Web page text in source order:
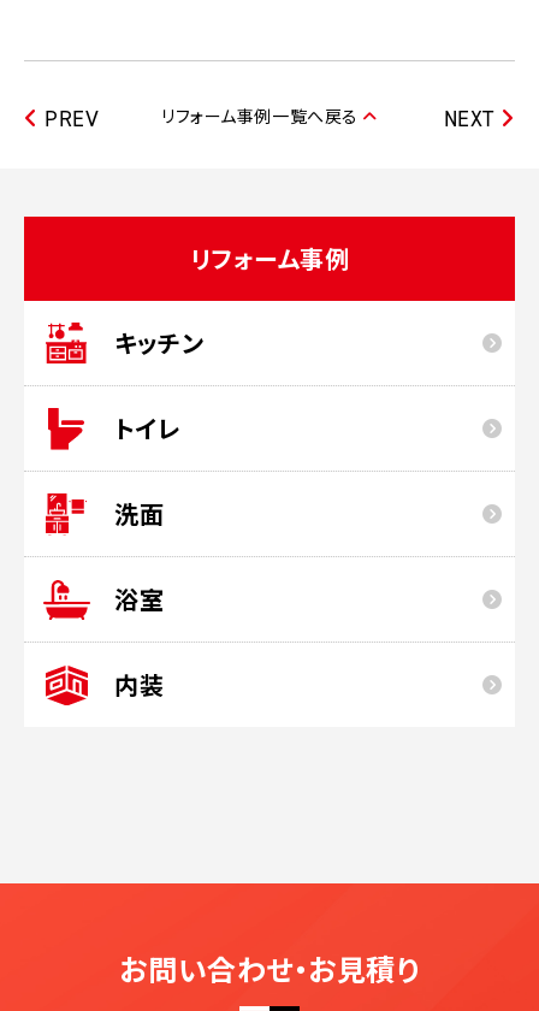
PREV NEXT
リフォーム事例一覧へ戻る
リフォーム事例
キッチン
トイレ
洗面
浴室
内装
お問い合わせ・お見積り